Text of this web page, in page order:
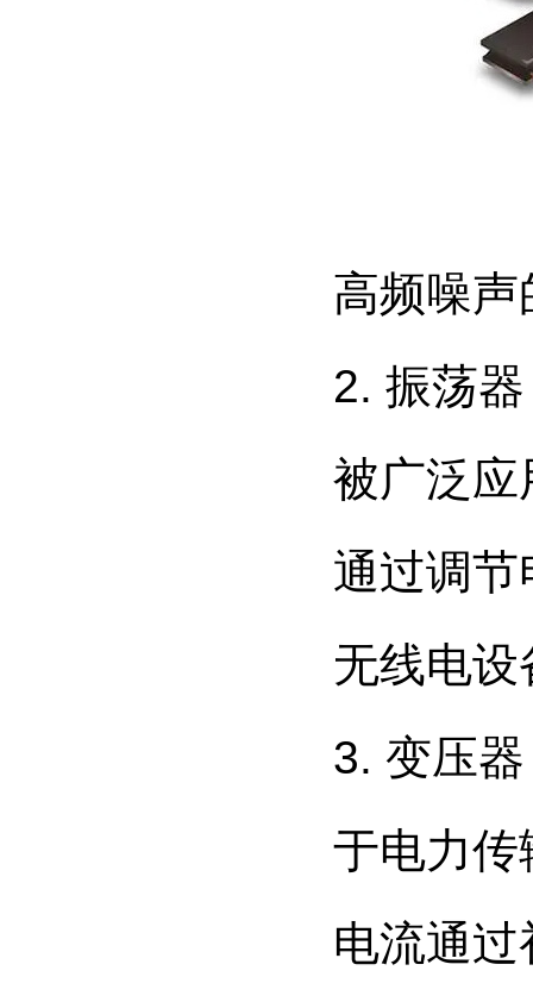
高频噪
2. 振荡
被广泛应
通过调
无线电设
3. 变压
于电力传
电流通